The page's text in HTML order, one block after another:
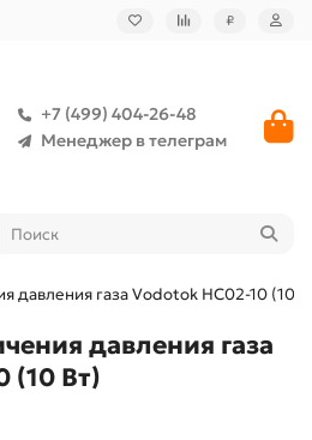
₽
+7 (499) 404-26-48
Менеджер в телеграм
давления газа Vodotok HC02-10 (10
давления газа
(10 Вт)